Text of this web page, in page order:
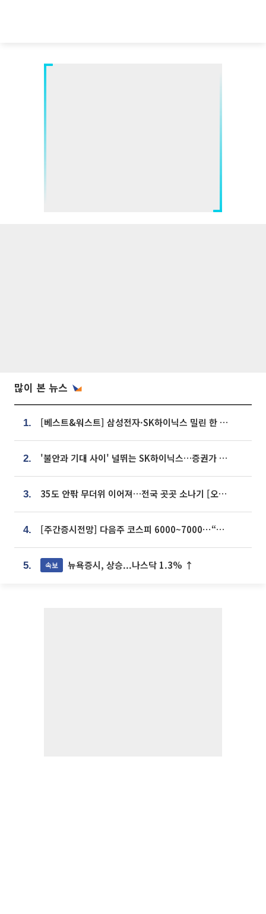
많이 본 뉴스
1. [베스트&워스트] 삼성전자·SK하이닉스 밀린 한 주…상상인증권은 85% 급등
2. '불안과 기대 사이' 널뛰는 SK하이닉스…증권가 "HBM4·LTA 기반 펀터멘털 견고"
3. 35도 안팎 무더위 이어져…전국 곳곳 소나기 [오늘 날씨]
4. [주간증시전망] 다음주 코스피 6000~7000⋯“外人 수급은 정책이 변수”
5. 속보 뉴욕증시, 상승...나스닥 1.3% ↑